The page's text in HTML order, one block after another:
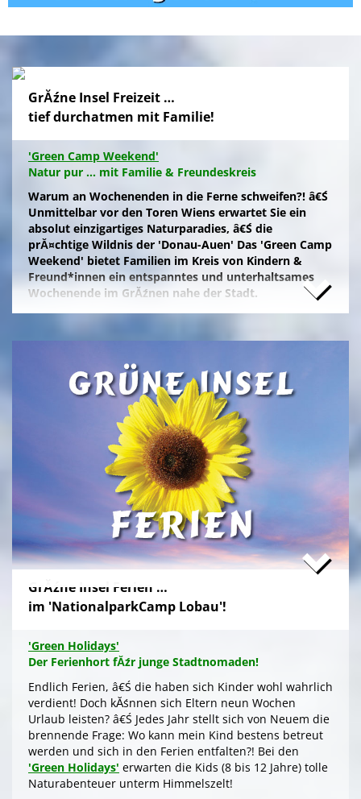
GrĂźne Insel Freizeit …
tief durchatmen mit Familie!
'Green Camp Weekend'
Natur pur ... mit Familie & Freundeskreis
Warum an Wochenenden in die Ferne schweifen?! â€Ś
Unmittelbar vor den Toren Wiens erwartet Sie ein
absolut einzigartiges Naturparadies, â€Ś die
prĂ¤chtige Wildnis der 'Donau-Auen' Das 'Green Camp
Weekend' bietet Familien im Kreis von Kindern &
Freund*innen ein entspanntes und unterhaltsames
Wochenende im GrĂźnen nahe der Stadt.
Naturfreunde, die lange Anfahrten meiden und zum
Campieren eine moderne Freizeitanlage wĂźnschen,
gepflegten Wiese im 'NationalparkCamp' mit
Selbstverpflegung, â€Ś inklusive KĂźhl- und Catering-
Support sowie abendlichem Brennholz fĂźr das
knisternde Lagerfeuer.
Zum stressfreien Kurzurlaub der Familie mit
Freundeskreis im idyllischen GrĂźn-Ambiente, mit
Naturabenteuern bei einer'Green Tour Lobau'
urigen 'Nationalpark Donau-Auen', mit romantischem
Sterngucken und Palavern am knisternden Lagerfeuer
â€Ś fehlt schlicht nur noch Ihre Buchung!
>
'Green Camp Weekend'
'Schlafnester CampLodges'
Exklusive NĂ¤chte â€Ś auf der 'Augenweide'
dem stressigen Alltag und ohne lange Anreise und
aufwendige Zeltausstattung exklusiv nĂ¤chtigen im
grĂźnen Ambiente auf der 'Augenweide', â€Ś in einer
kĂźnstlerisch gestalteten 'CampLodge' im kuscheligen
Schlafsack. Jedes der fĂźnf 'Schlafnester' beherbergt
bis zu fĂźnf Personen.
Gleichwohl ob Familie oder Freundeskreis, â€Ś Sie
logieren in einer schmucken Outdoor-Lounge! FĂźr
angenehmes Raumklima sorgen Fenster an den
GrĂźne Insel Ferien …
im 'NationalparkCamp Lobau'!
'Green Holidays'
Der Ferienhort fĂźr junge Stadtnomaden!
Endlich Ferien, â€Ś die haben sich Kinder wohl wahrlich
verdient! Doch kĂśnnen sich Eltern neun Wochen
Urlaub leisten? â€Ś Jedes Jahr stellt sich von Neuem die
brennende Frage: Wo kann mein Kind bestens betreut
werden und sich in den Ferien entfalten?! Bei den
'Green Holidays' erwarten die Kids (8 bis 12 Jahre) tolle
Naturabenteuer unterm Himmelszelt!